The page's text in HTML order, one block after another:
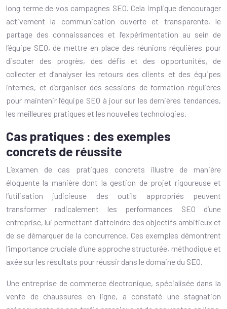
long terme de vos campagnes SEO. Cela implique d’encourager
activement la communication ouverte et transparente, le
partage des connaissances et l’expérimentation au sein de
l’équipe SEO, de mettre en place des réunions régulières pour
discuter des progrès, des défis et des opportunités, de
collecter et d’analyser les retours des clients et des équipes
internes, et d’organiser des sessions de formation régulières
pour maintenir l’équipe SEO à jour sur les dernières tendances,
les meilleures pratiques et les nouvelles technologies.
Cas pratiques : des exemples
concrets de réussite
L’examen de cas pratiques concrets illustre de manière
éloquente la manière dont la gestion de projet rigoureuse et
l’utilisation judicieuse des outils appropriés peuvent
transformer radicalement les performances SEO d’une
entreprise, lui permettant d’atteindre des objectifs ambitieux et
de se démarquer de la concurrence. Ces exemples démontrent
l’importance cruciale d’une approche structurée, méthodique et
axée sur les résultats pour réussir dans le domaine du SEO.
Une entreprise de commerce électronique, spécialisée dans la
vente de chaussures en ligne, a constaté une stagnation